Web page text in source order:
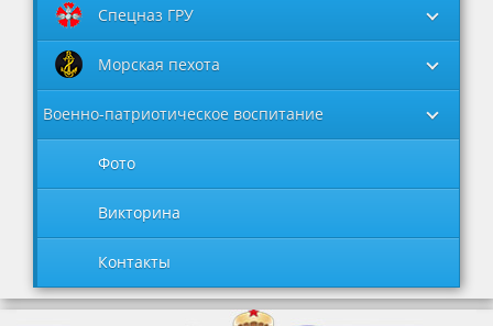
Спецназ ГРУ
Морская пехота
Военно-патриотическое воспитание
Фото
Викторина
Контакты